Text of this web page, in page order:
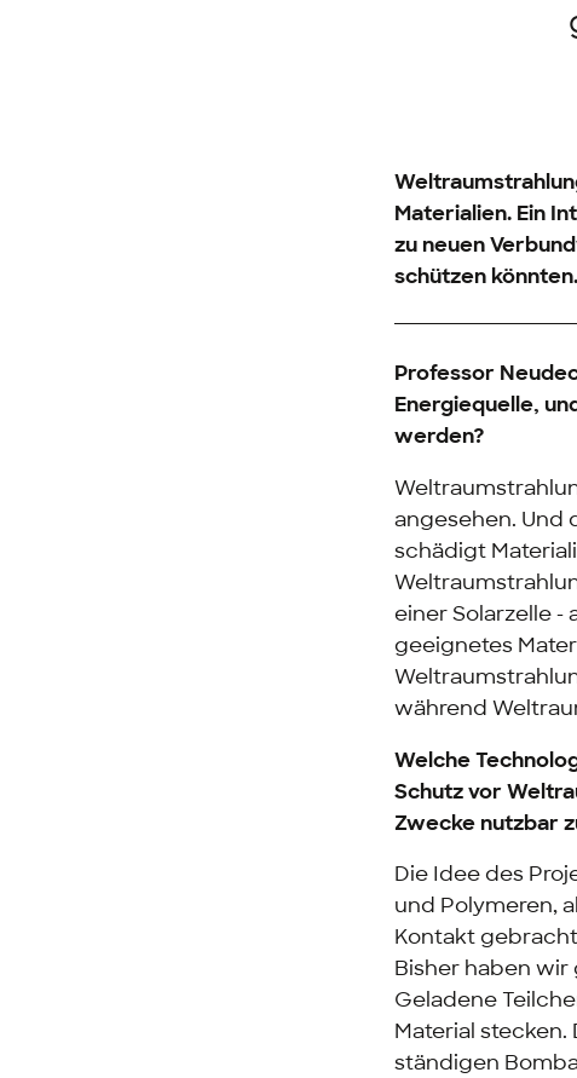
Materialien. Ein
zu neuen
schützen könnten.
Professor
Energiequelle,
werden?
angesehen. Und
schädigt
einer Solarzelle -
geeignetes
während
Welche
Schutz vor
Zwecke nutzbar
Die Idee des
und Polymeren,
Kontakt
Bisher haben
Geladene
Material
ständigen